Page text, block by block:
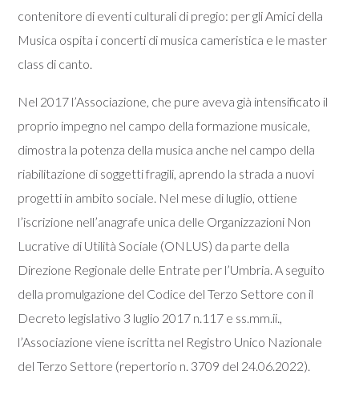
contenitore di eventi culturali di pregio: per gli Amici della
Musica ospita i concerti di musica cameristica e le master
class di canto.
Nel 2017 l’Associazione, che pure aveva già intensificato il
proprio impegno nel campo della formazione musicale,
dimostra la potenza della musica anche nel campo della
riabilitazione di soggetti fragili, aprendo la strada a nuovi
progetti in ambito sociale. Nel mese di luglio, ottiene
l’iscrizione nell’anagrafe unica delle Organizzazioni Non
Lucrative di Utilità Sociale (ONLUS) da parte della
Direzione Regionale delle Entrate per l’Umbria. A seguito
della promulgazione del Codice del Terzo Settore con il
Decreto legislativo 3 luglio 2017 n.117 e ss.mm.ii.,
l’Associazione viene iscritta nel Registro Unico Nazionale
del Terzo Settore (repertorio n. 3709 del 24.06.2022).